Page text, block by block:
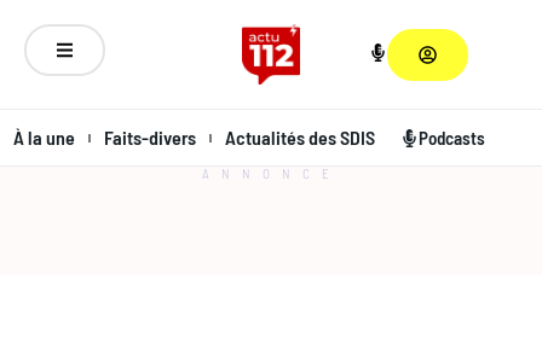
À la une Faits-divers Actualités des SDIS Podcasts
ANNONCE